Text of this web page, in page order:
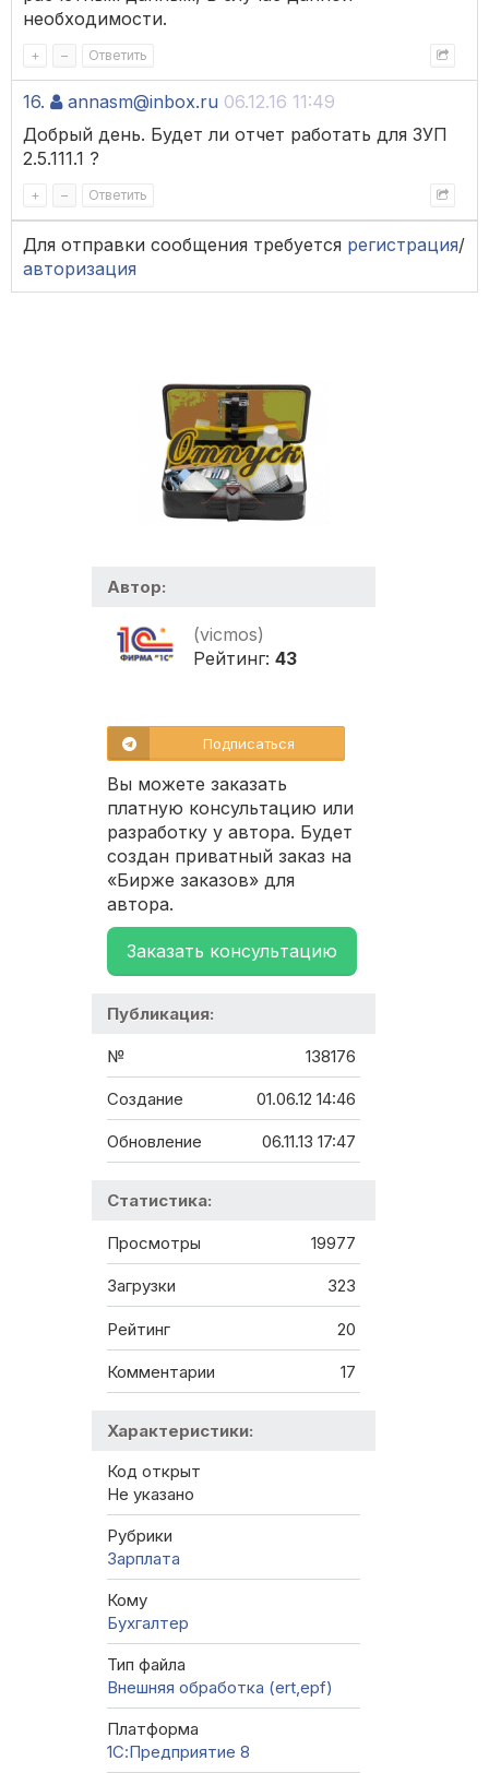
необходимости.
+ – Ответить
16. annasm@inbox.ru 06.12.16 11:49
Добрый день. Будет ли отчет работать для ЗУП
2.5.111.1 ?
+ – Ответить
Для отправки сообщения требуется регистрация/
авторизация
Автор:
(vicmos)
Рейтинг: 43
Подписаться
Вы можете заказать
платную консультацию или
разработку у автора. Будет
создан приватный заказ на
«Бирже заказов» для
автора.
Заказать консультацию
Публикация:
№ 138176
Создание 01.06.12 14:46
Обновление 06.11.13 17:47
Статистика:
Просмотры 19977
Загрузки 323
Рейтинг 20
Комментарии 17
Характеристики:
Код открыт
Не указано
Рубрики
Зарплата
Кому
Бухгалтер
Тип файла
Внешняя обработка (ert,epf)
Платформа
1С:Предприятие 8